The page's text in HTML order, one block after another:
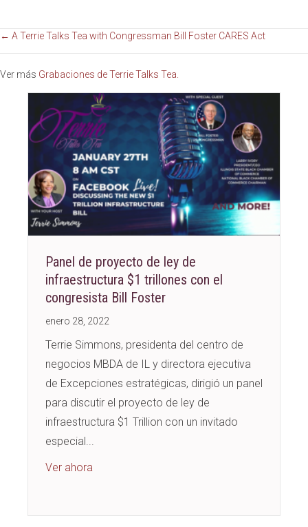
Navegación
de
publicaciones
← A Terrie Talks Tea with Congressman Bill Foster CARES Act
Ver más Grabaciones de Terrie Talks Tea.
Panel de proyecto de ley de
infraestructura $1 trillones con el
congresista Bill Foster
enero 28, 2022
Terrie Simmons, presidenta del centro de
negocios MBDA de IL y directora ejecutiva
de Excepciones estratégicas, dirigió un panel
para discutir el proyecto de ley de
infraestructura $1 Trillion con un invitado
especial...
Ver ahora